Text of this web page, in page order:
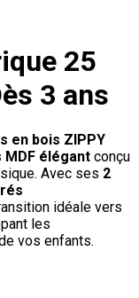
25
3 ans
en bois ZIPPY
MDF élégant conçu
Avec ses 2
idéale vers
les
vos enfants.